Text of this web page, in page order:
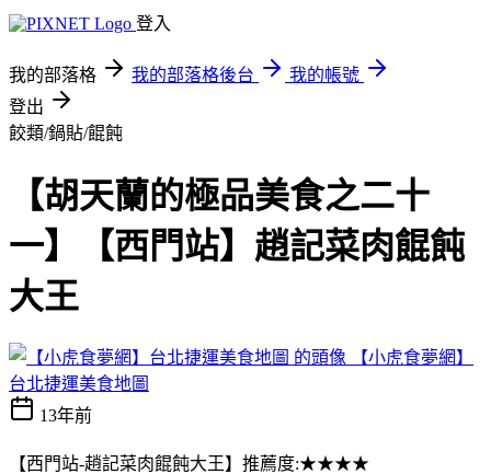
登入
我的部落格 我的部落格後台
我的帳號
登出
餃類/鍋貼/餛飩
【胡天蘭的極品美食之二十
一】【西門站】趙記菜肉餛飩
大王
【小虎食夢網】
台北捷運美食地圖
13年前
【西門站-趙記菜肉餛飩大王】推薦度:★★★★